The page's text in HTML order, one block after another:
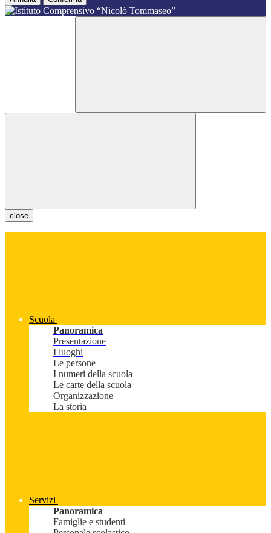
close
Scuola
Panoramica
Presentazione
I luoghi
Le persone
I numeri della scuola
Le carte della scuola
Organizzazione
La storia
Servizi
Panoramica
Famiglie e studenti